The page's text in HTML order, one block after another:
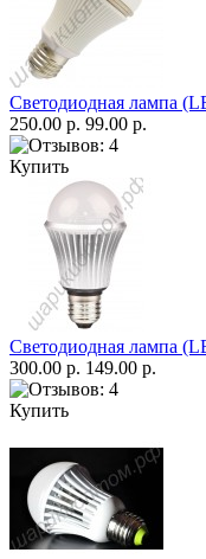
Светодиодная лампа
250.00 р. 99.00 р.
Купить
Светодиодная лампа
300.00 р. 149.00 р.
Купить